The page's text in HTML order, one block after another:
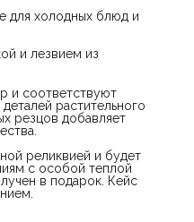
для холодных блюд и
и лезвием из
и соответствуют
растительного
резцов добавляет
реликвией и будет
с особой теплой
в подарок. Кейс